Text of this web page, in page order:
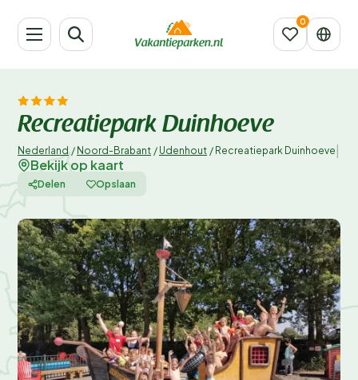
Recreatiepark Duinhoeve
Nederland / Noord-Brabant / Udenhout / Recreatiepark Duinhoeve
Bekijk op kaart
Delen Opslaan